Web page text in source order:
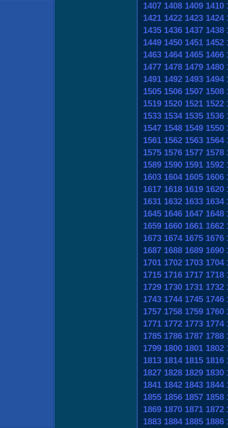
1407 1408 1409 1410
1421 1422 1423 1424
1435 1436 1437 1438
1449 1450 1451 1452
1463 1464 1465 1466
1477 1478 1479 1480
1491 1492 1493 1494
1505 1506 1507 1508
1519 1520 1521 1522
1533 1534 1535 1536
1547 1548 1549 1550
1561 1562 1563 1564
1575 1576 1577 1578
1589 1590 1591 1592
1603 1604 1605 1606
1617 1618 1619 1620
1631 1632 1633 1634
1645 1646 1647 1648
1659 1660 1661 1662
1673 1674 1675 1676
1687 1688 1689 1690
1701 1702 1703 1704
1715 1716 1717 1718
1729 1730 1731 1732
1743 1744 1745 1746
1757 1758 1759 1760
1771 1772 1773 1774
1785 1786 1787 1788
1799 1800 1801 1802
1813 1814 1815 1816
1827 1828 1829 1830
1841 1842 1843 1844
1855 1856 1857 1858
1869 1870 1871 1872
1883 1884 1885 1886